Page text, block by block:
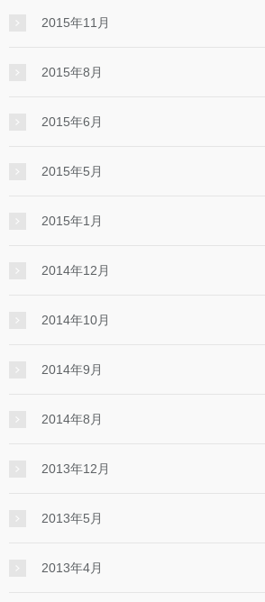
2015年11月
2015年8月
2015年6月
2015年5月
2015年1月
2014年12月
2014年10月
2014年9月
2014年8月
2013年12月
2013年5月
2013年4月